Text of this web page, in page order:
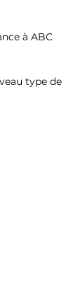
à ABC
type de